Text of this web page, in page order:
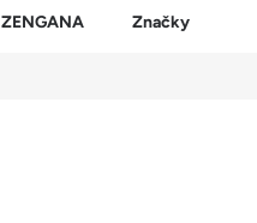
ZENGANA Značky